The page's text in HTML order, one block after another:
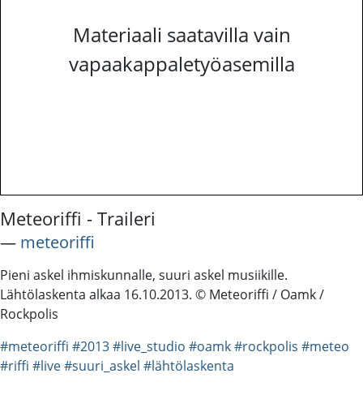
Materiaali saatavilla vain
vapaakappaletyöasemilla
Meteoriffi - Traileri
― meteoriffi
Pieni askel ihmiskunnalle, suuri askel musiikille.
Lähtölaskenta alkaa 16.10.2013. © Meteoriffi / Oamk /
Rockpolis
#meteoriffi #2013#live_studio #oamk#rockpolis #meteo
#riffi #live#suuri_askel #lähtölaskenta